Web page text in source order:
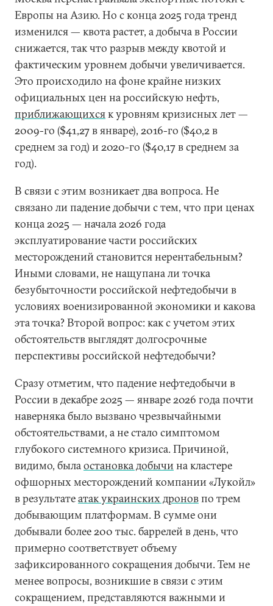
Европы на Азию. Но с конца 2025 года тренд
изменился — квота растет, а добыча в России
снижается, так что разрыв между квотой и
фактическим уровнем добычи увеличивается.
Это происходило на фоне крайне низких
официальных цен на российскую нефть,
приближающихсяк уровням кризисных лет —
2009-го ($41,27 в январе), 2016-го ($40,2 в
среднем за год) и 2020-го ($40,17 в среднем за
год).
В связи с этим возникает два вопроса. Не
связано ли падение добычи с тем, что при ценах
конца 2025 — начала 2026 года
эксплуатирование части российских
месторождений становится нерентабельным?
Иными словами, не нащупана ли точка
безубыточности российской нефтедобычи в
условиях военизированной экономики и какова
эта точка? Второй вопрос: как с учетом этих
обстоятельств выглядят долгосрочные
перспективы российской нефтедобычи?
Сразу отметим, что падение нефтедобычи в
России в декабре 2025 — январе 2026 года почти
наверняка было вызвано чрезвычайными
обстоятельствами, а не стало симптомом
глубокого системного кризиса. Причиной,
видимо, былаостановка добычина кластере
офшорных месторождений компании «Лукойл»
в результатеатак украинских дроновпо трем
добывающим платформам. В сумме они
добывали более 200 тыс. баррелей в день, что
примерно соответствует объему
зафиксированного сокращения добычи. Тем не
менее вопросы, возникшие в связи с этим
сокращением, представляются важными и